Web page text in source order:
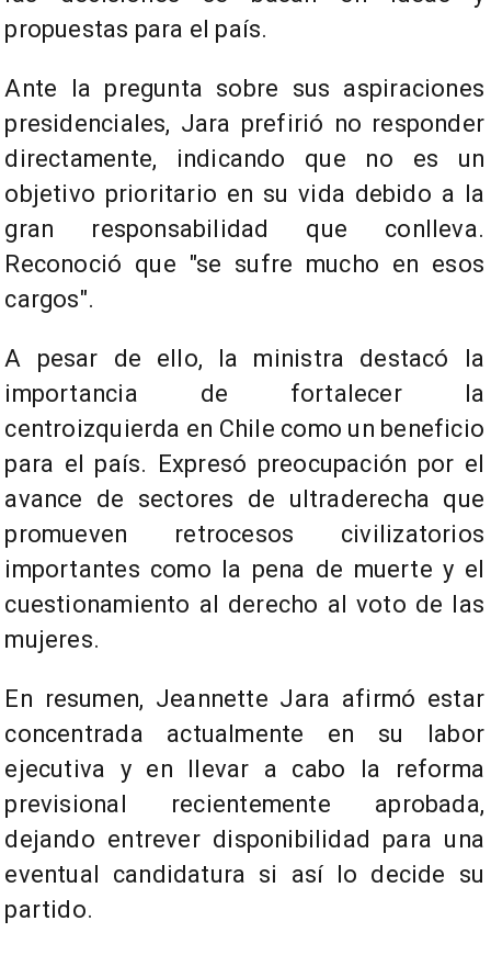
propuestas para el país.
Ante la pregunta sobre sus aspiraciones
presidenciales, Jara prefirió no responder
directamente, indicando que no es un
objetivo prioritario en su vida debido a la
gran responsabilidad que conlleva.
Reconoció que "se sufre mucho en esos
cargos".
A pesar de ello, la ministra destacó la
importancia de fortalecer la
centroizquierda en Chile como un beneficio
para el país. Expresó preocupación por el
avance de sectores de ultraderecha que
promueven retrocesos civilizatorios
importantes como la pena de muerte y el
cuestionamiento al derecho al voto de las
mujeres.
En resumen, Jeannette Jara afirmó estar
concentrada actualmente en su labor
ejecutiva y en llevar a cabo la reforma
previsional recientemente aprobada,
dejando entrever disponibilidad para una
eventual candidatura si así lo decide su
partido.